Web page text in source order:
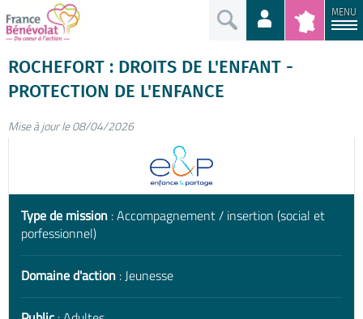
MENU
ROCHEFORT : DROITS DE L'ENFANT -
PROTECTION DE L'ENFANCE
Mise à jour le 08/04/2026
Type de mission : Accompagnement / insertion (social et
porfessionnel)
Domaine d'action : Jeunesse